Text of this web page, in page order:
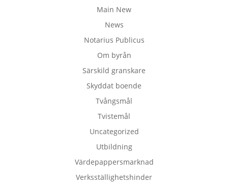
Main New
News
Notarius Publicus
Om byrån
Särskild granskare
Skyddat boende
Tvångsmål
Tvistemål
Uncategorized
Utbildning
Värdepappersmarknad
Verksställighetshinder